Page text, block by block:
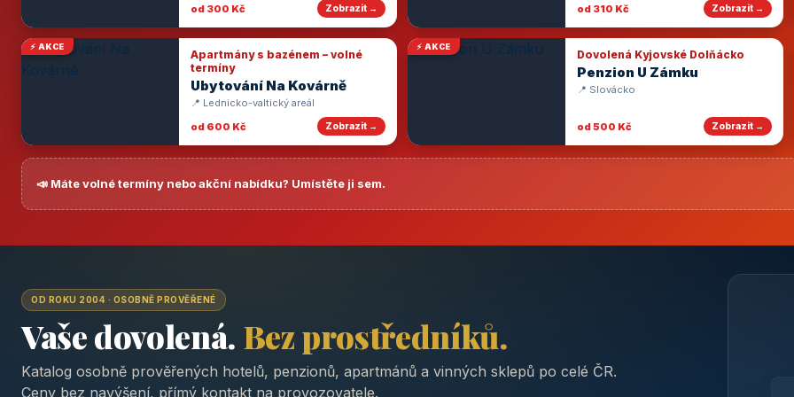
od 300 Kč Zobrazit → od 310 Kč Zobrazit →
⚡ AKCE
Apartmány s bazénem – volné
termíny
Ubytování Na Kovárně
📍 Lednicko-valtický areál
od 600 Kč
Zobrazit →
⚡ AKCE
Dovolená Kyjovské Dolňácko
Penzion U Zámku
📍 Slovácko
od 500 Kč Zobrazit →
📣 Máte volné termíny nebo akční nabídku? Umístěte ji sem.
OD ROKU 2004 · OSOBNĚ PROVĚŘENÉ
Vaše dovolená. Bez prostředníků.
Katalog osobně prověřených hotelů, penzionů, apartmánů a vinných sklepů po celé ČR.
Ceny bez navýšení, přímý kontakt na provozovatele.